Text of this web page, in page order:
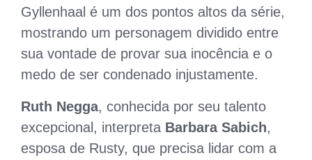
Gyllenhaal é um dos pontos altos da série,
mostrando um personagem dividido entre
sua vontade de provar sua inocência e o
medo de ser condenado injustamente.
Ruth Negga, conhecida por seu talento
excepcional, interpreta Barbara Sabich,
esposa de Rusty, que precisa lidar com a